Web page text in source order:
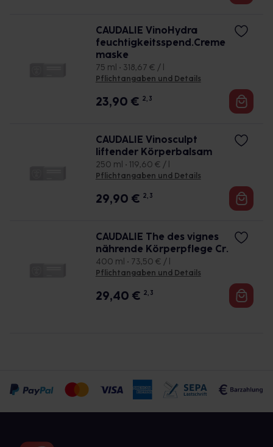
CAUDALIE VinoHydra
feuchtigkeitsspend.Creme
maske
75 ml • 318,67 € / l
Pflichtangaben und Details
23,90 € 2, 3
CAUDALIE Vinosculpt
liftender Körperbalsam
250 ml • 119,60 € / l
Pflichtangaben und Details
29,90 € 2, 3
CAUDALIE The des vignes
nährende Körperpflege Cr.
400 ml • 73,50 € / l
Pflichtangaben und Details
29,40 € 2, 3